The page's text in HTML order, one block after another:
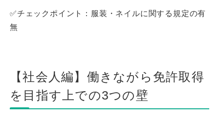
✅チェックポイント：服装・ネイルに関する規定の有
無
【社会人編】働きながら免許取得
を目指す上での3つの壁